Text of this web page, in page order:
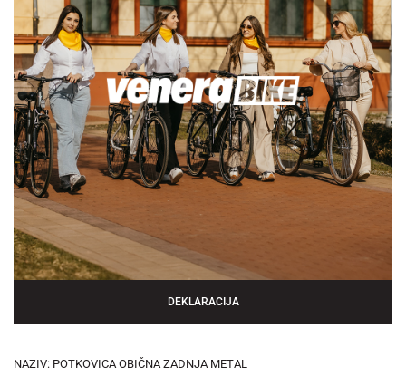
DEKLARACIJA
NAZIV: POTKOVICA OBIČNA ZADNJA METAL